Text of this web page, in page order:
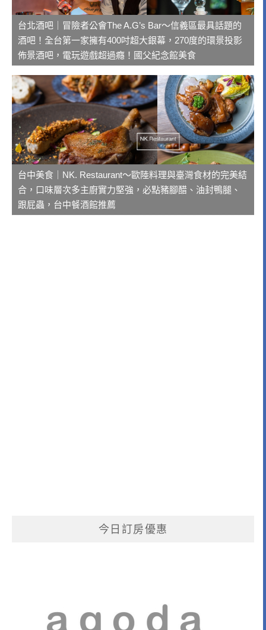
台北酒吧｜冒險者公會The A.G’s Bar～信義區最具話題的
酒吧！全台第一家擁有400吋超大銀幕，270度的環景投影
佈景酒吧，電玩遊戲超過癮！國父紀念館美食
台中美食｜NK. Restaurant～歐陸料理與臺灣食材的完美結
合，口味層次多主廚實力堅強，必點豬腳醋、油封鴨腿、
跟屁蟲，台中餐酒館推薦
今日訂房優惠